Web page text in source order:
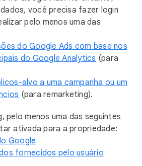
você precisa fazer login
pelo menos uma das
do Google Ads com base nos
do Google Analytics (para
alvo a uma campanha ou um
(para remarketing).
pelo menos uma das seguintes
ativada para a propriedade:
Google
fornecidos pelo usuário